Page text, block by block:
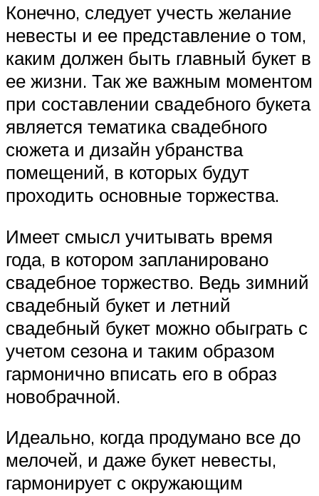
Конечно, следует учесть желание
невесты и ее представление о том,
каким должен быть главный букет в
ее жизни. Так же важным моментом
при составлении свадебного букета
является тематика свадебного
сюжета и дизайн убранства
помещений, в которых будут
проходить основные торжества.
Имеет смысл учитывать время
года, в котором запланировано
свадебное торжество. Ведь зимний
свадебный букет и летний
свадебный букет можно обыграть с
учетом сезона и таким образом
гармонично вписать его в образ
новобрачной.
Идеально, когда продумано все до
мелочей, и даже букет невесты,
гармонирует с окружающим